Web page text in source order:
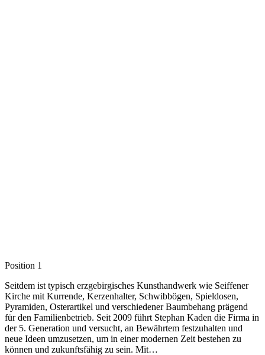
Position 1
Seitdem ist typisch erzgebirgisches Kunsthandwerk wie Seiffener
Kirche mit Kurrende, Kerzenhalter, Schwibbögen, Spieldosen,
Pyramiden, Osterartikel und verschiedener Baumbehang prägend
für den Familienbetrieb. Seit 2009 führt Stephan Kaden die Firma in
der 5. Generation und versucht, an Bewährtem festzuhalten und
neue Ideen umzusetzen, um in einer modernen Zeit bestehen zu
können und zukunftsfähig zu sein. Mit…